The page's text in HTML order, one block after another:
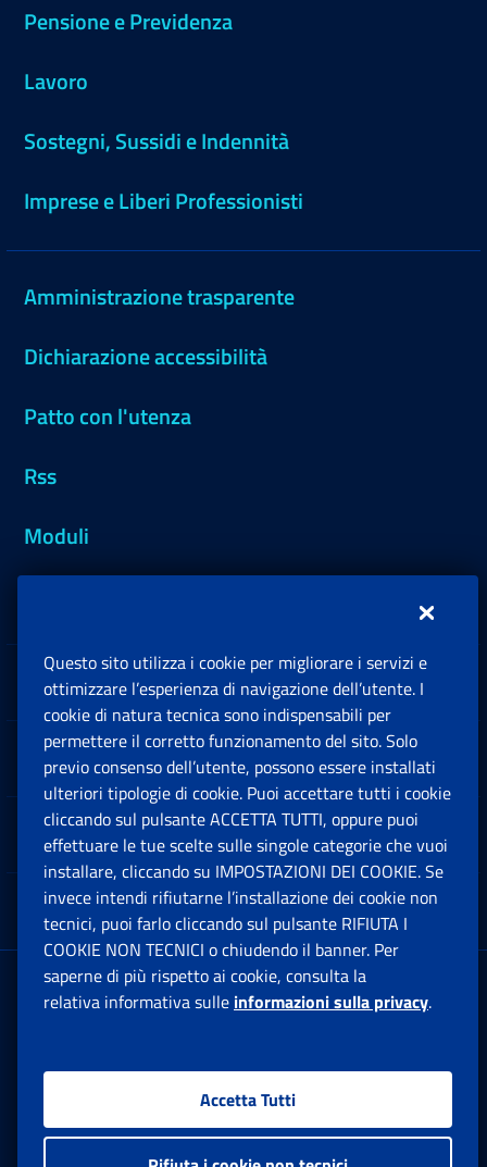
Pensione e Previdenza
Lavoro
Sostegni, Sussidi e Indennità
Imprese e Liberi Professionisti
Amministrazione trasparente
Dichiarazione accessibilità
Patto con l'utenza
Rss
Moduli
Sedi e Contatti
Software
Note Legali
App mobile
Sede Legale : Via Ciro il Grande, 21
00144 Roma
Facebook: Apre una nuova finestra
Twitter: Apre una nuova finestra
Whatsapp: Apre una nuova
Youtube: Apre una
Instagram:
Questo sito utilizza i cookie per migliorare i servizi e
ottimizzare l’esperienza di navigazione dell’utente. I
cookie di natura tecnica sono indispensabili per
permettere il corretto funzionamento del sito. Solo
previo consenso dell’utente, possono essere installati
ulteriori tipologie di cookie. Puoi accettare tutti i cookie
cliccando sul pulsante ACCETTA TUTTI, oppure puoi
effettuare le tue scelte sulle singole categorie che vuoi
installare, cliccando su IMPOSTAZIONI DEI COOKIE. Se
invece intendi rifiutarne l’installazione dei cookie non
tecnici, puoi farlo cliccando sul pulsante RIFIUTA I
COOKIE NON TECNICI o chiudendo il banner. Per
saperne di più rispetto ai cookie, consulta la
relativa informativa sulle informazioni sulla privacy.
Accetta Tutti